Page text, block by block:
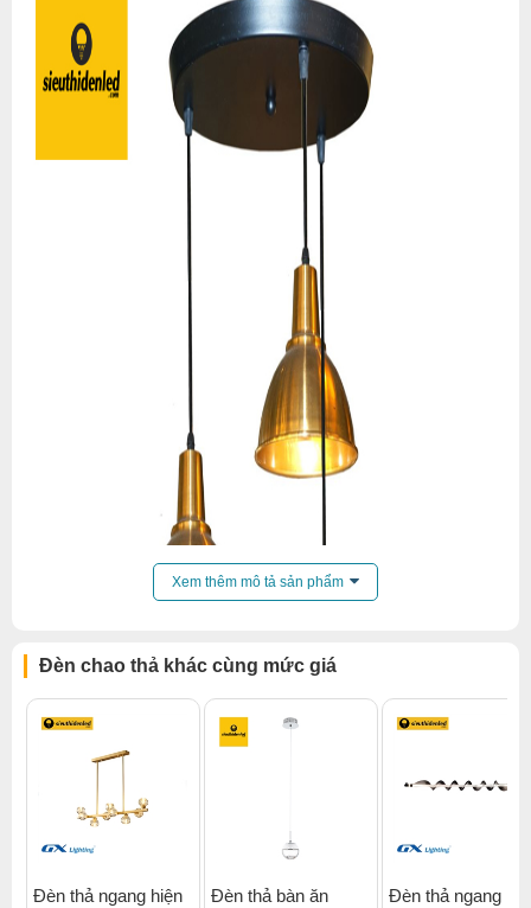
Xem thêm mô tả sản phẩm
Đèn chao thả khác cùng mức giá
Đèn thả ngang hiện
Đèn thả bàn ăn
Đèn thả ngang